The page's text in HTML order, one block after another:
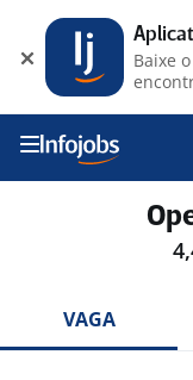
VAGA
Baixe